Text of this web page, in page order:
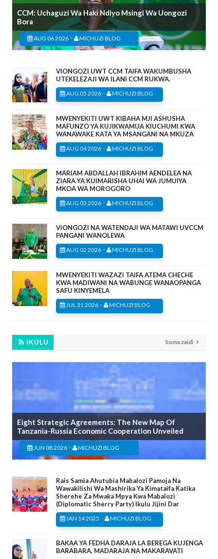
CCM: Uchaguzi Wa Haki Ndiyo Msingi Wa Uongozi
Bora
AUG 06 2026 - MICHUZI BLOG
VIONGOZI UWT CCM TAIFA WAKUMBUSHA
UTEKELEZAJI WA ILANI CCM RUKWA.
AUG 05 2026 - MICHUZI BLOG
MWENYEKITI UWT KIBAHA MJI ASHUSHA
MAFUNZO YA KUJIKWAMUA KIUCHUMI KWA
WANAWAKE KATA YA MSANGANI NA MKUZA
AUG 04 2026 - MICHUZI BLOG
MARIAM ABDALLAH IBRAHIM AENDELEA NA
ZIARA YA KUIMARISHA UHAI WA JUMUIYA
MKOA WA MOROGORO
AUG 03 2026 - MICHUZI BLOG
VIONGOZI NA WATENDAJI WA MATAWI UVCCM
PANGANI WANOLEWA
AUG 02 2026 - MICHUZI BLOG
MWENYEKITI WAZAZI TAIFA ATEMA CHECHE
KWA MADIWANI NA WABUNGE WANAOPANGA
SAFU KINYEMELA
JUL 31 2026 - MICHUZI BLOG
IKULU Soma zaidi
Eight Strategic Agreements: The New Map Of
Tanzania-Russia Economic Cooperation Unveiled
JUN 08 2026 - MICHUZI BLOG
Rais Samia Ahutubia Mabalozi Pamoja Na
Wawakilishi Wa Mashirika Ya Kimataifa Katika
Sherehe Za Mwaka Mpya Kwa Mabalozi
(Diplomatic Sherry Party) Ikulu Jijini Dar
JAN 14 2025 - MICHUZI BLOG
BAKAA YA FEDHA DARAJA LA BEREGA KUJENGA
BARABARA, MADARAJA NA MAKARAVATI